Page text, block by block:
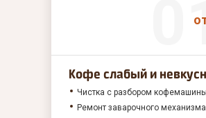
Кофе слабый и
Чистка с разбором кофемашины
Ремонт заварочного механизма